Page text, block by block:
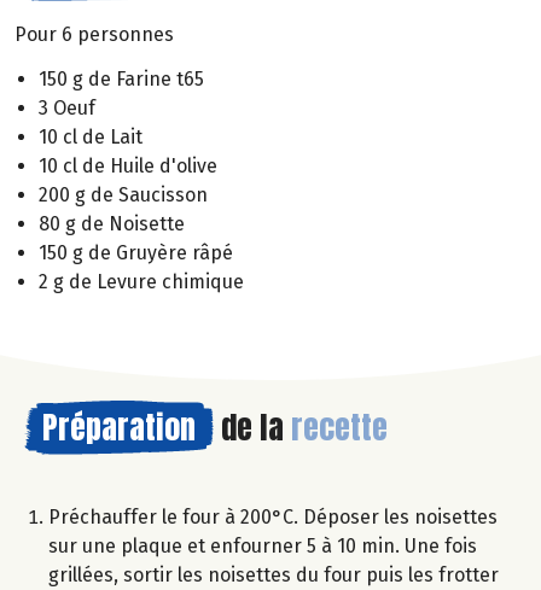
Pour 6 personnes
150 g de Farine t65
3 Oeuf
10 cl de Lait
10 cl de Huile d'olive
200 g de Saucisson
80 g de Noisette
150 g de Gruyère râpé
2 g de Levure chimique
Préparation de la recette
Préchauffer le four à 200°C. Déposer les noisettes
sur une plaque et enfourner 5 à 10 min. Une fois
grillées, sortir les noisettes du four puis les frotter